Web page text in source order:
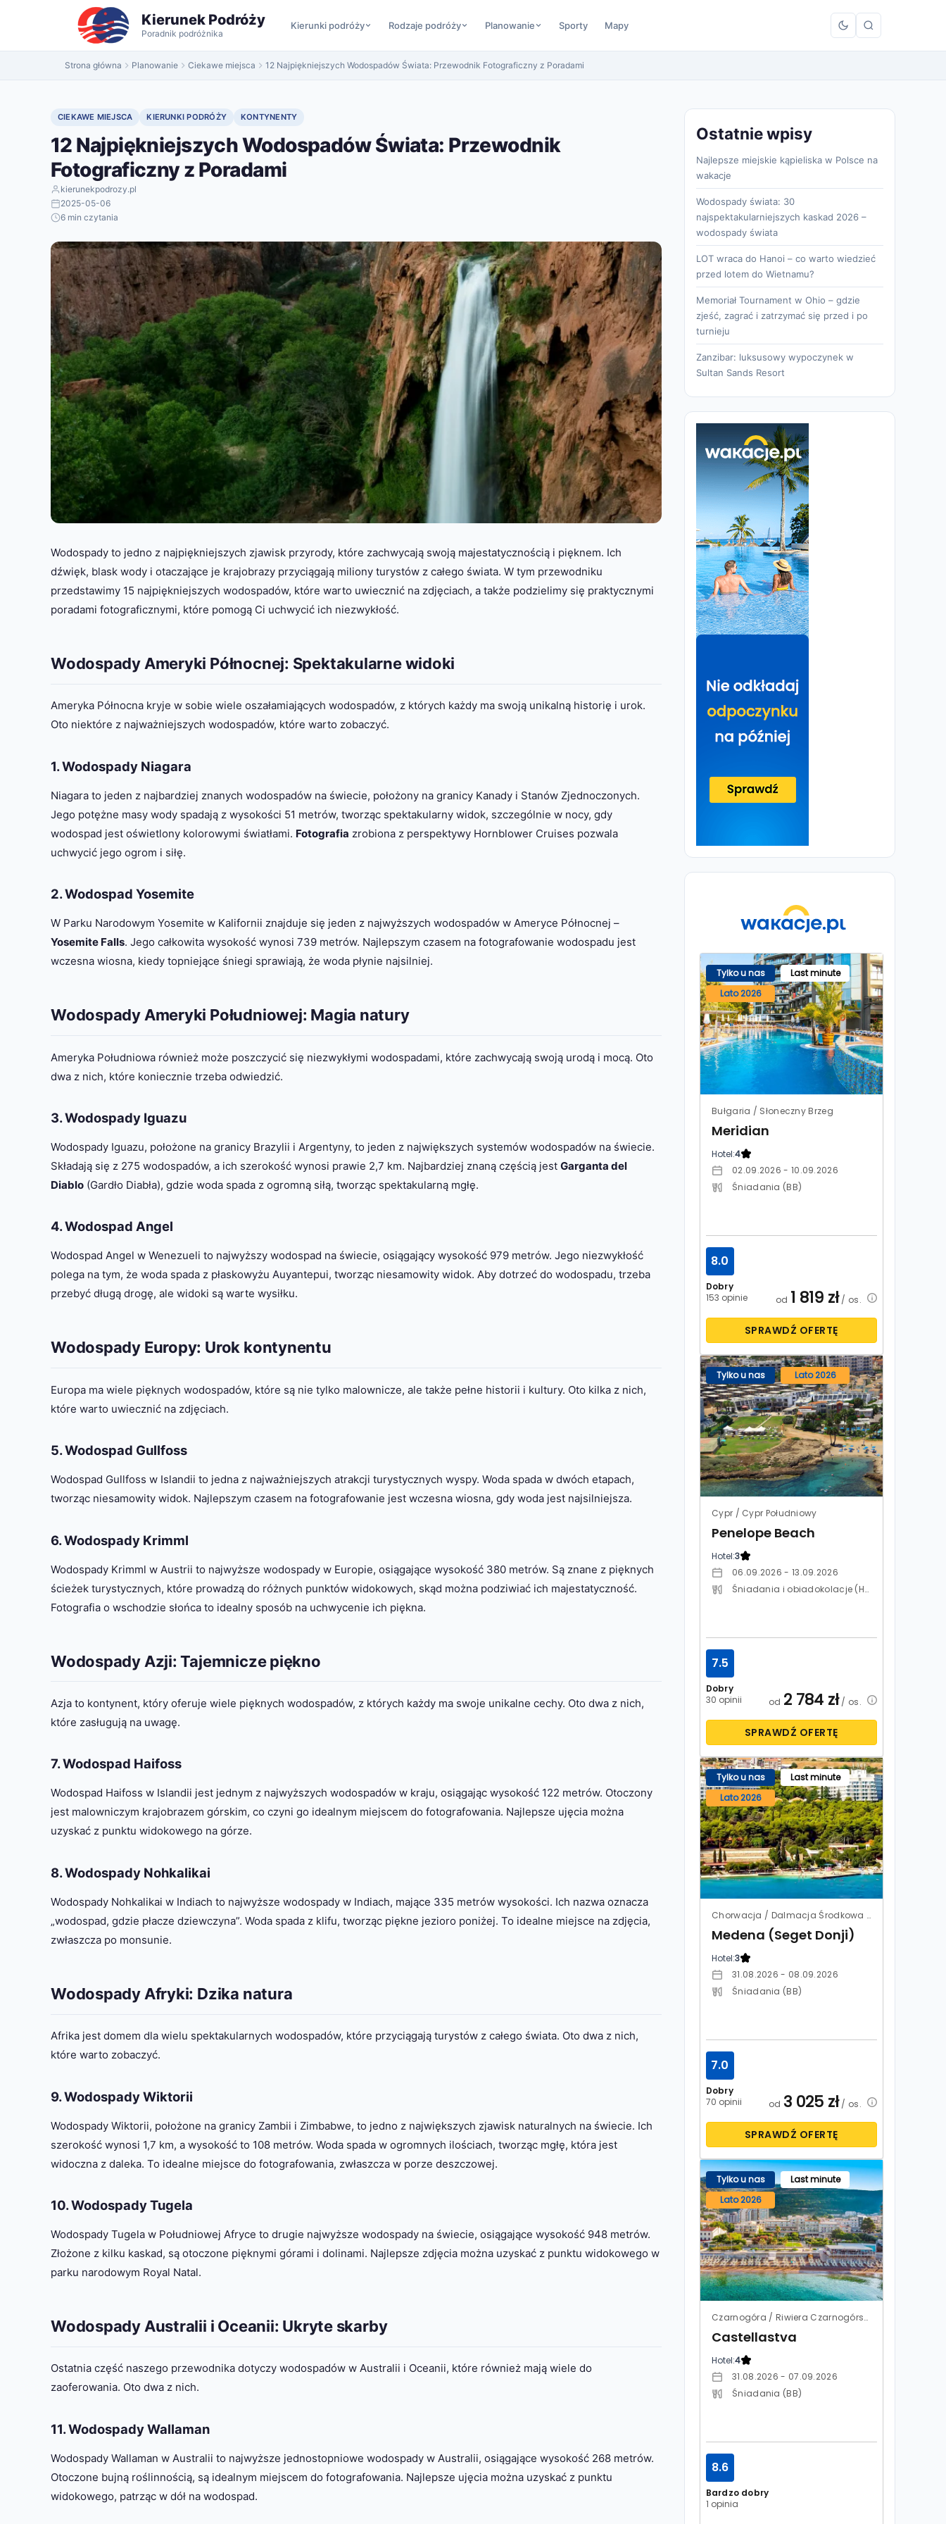
Kierunek Podróży
Poradnik podróżnika
Kierunki podróży Rodzaje podróży Planowanie Sporty Mapy
Strona główna Planowanie Ciekawe miejsca 12 Najpiękniejszych Wodospadów Świata: Przewodnik Fotograficzny z Poradami
CIEKAWE MIEJSCA KIERUNKI PODRÓŻY KONTYNENTY
12 Najpiękniejszych Wodospadów Świata: Przewodnik
Fotograficzny z Poradami
kierunekpodrozy.pl
2025-05-06
6 min czytania
Wodospady to jedno z najpiękniejszych zjawisk przyrody, które zachwycają swoją majestatycznością i pięknem. Ich
dźwięk, blask wody i otaczające je krajobrazy przyciągają miliony turystów z całego świata. W tym przewodniku
przedstawimy 15 najpiękniejszych wodospadów, które warto uwiecznić na zdjęciach, a także podzielimy się praktycznymi
poradami fotograficznymi, które pomogą Ci uchwycić ich niezwykłość.
Wodospady Ameryki Północnej: Spektakularne widoki
Ameryka Północna kryje w sobie wiele oszałamiających wodospadów, z których każdy ma swoją unikalną historię i urok.
Oto niektóre z najważniejszych wodospadów, które warto zobaczyć.
1. Wodospady Niagara
Niagara to jeden z najbardziej znanych wodospadów na świecie, położony na granicy Kanady i Stanów Zjednoczonych.
Jego potężne masy wody spadają z wysokości 51 metrów, tworząc spektakularny widok, szczególnie w nocy, gdy
wodospad jest oświetlony kolorowymi światłami. Fotografia zrobiona z perspektywy Hornblower Cruises pozwala
uchwycić jego ogrom i siłę.
2. Wodospad Yosemite
W Parku Narodowym Yosemite w Kalifornii znajduje się jeden z najwyższych wodospadów w Ameryce Północnej –
Yosemite Falls. Jego całkowita wysokość wynosi 739 metrów. Najlepszym czasem na fotografowanie wodospadu jest
wczesna wiosna, kiedy topniejące śniegi sprawiają, że woda płynie najsilniej.
Wodospady Ameryki Południowej: Magia natury
Ameryka Południowa również może poszczycić się niezwykłymi wodospadami, które zachwycają swoją urodą i mocą. Oto
dwa z nich, które koniecznie trzeba odwiedzić.
3. Wodospady Iguazu
Wodospady Iguazu, położone na granicy Brazylii i Argentyny, to jeden z największych systemów wodospadów na świecie.
Składają się z 275 wodospadów, a ich szerokość wynosi prawie 2,7 km. Najbardziej znaną częścią jest Garganta del
Diablo (Gardło Diabła), gdzie woda spada z ogromną siłą, tworząc spektakularną mgłę.
4. Wodospad Angel
Wodospad Angel w Wenezueli to najwyższy wodospad na świecie, osiągający wysokość 979 metrów. Jego niezwykłość
polega na tym, że woda spada z płaskowyżu Auyantepui, tworząc niesamowity widok. Aby dotrzeć do wodospadu, trzeba
przebyć długą drogę, ale widoki są warte wysiłku.
Wodospady Europy: Urok kontynentu
Europa ma wiele pięknych wodospadów, które są nie tylko malownicze, ale także pełne historii i kultury. Oto kilka z nich,
które warto uwiecznić na zdjęciach.
5. Wodospad Gullfoss
Wodospad Gullfoss w Islandii to jedna z najważniejszych atrakcji turystycznych wyspy. Woda spada w dwóch etapach,
tworząc niesamowity widok. Najlepszym czasem na fotografowanie jest wczesna wiosna, gdy woda jest najsilniejsza.
6. Wodospady Krimml
Wodospady Krimml w Austrii to najwyższe wodospady w Europie, osiągające wysokość 380 metrów. Są znane z pięknych
ścieżek turystycznych, które prowadzą do różnych punktów widokowych, skąd można podziwiać ich majestatyczność.
Fotografia o wschodzie słońca to idealny sposób na uchwycenie ich piękna.
Wodospady Azji: Tajemnicze piękno
Azja to kontynent, który oferuje wiele pięknych wodospadów, z których każdy ma swoje unikalne cechy. Oto dwa z nich,
które zasługują na uwagę.
7. Wodospad Haifoss
Wodospad Haifoss w Islandii jest jednym z najwyższych wodospadów w kraju, osiągając wysokość 122 metrów. Otoczony
jest malowniczym krajobrazem górskim, co czyni go idealnym miejscem do fotografowania. Najlepsze ujęcia można
uzyskać z punktu widokowego na górze.
8. Wodospady Nohkalikai
Wodospady Nohkalikai w Indiach to najwyższe wodospady w Indiach, mające 335 metrów wysokości. Ich nazwa oznacza
„wodospad, gdzie płacze dziewczyna”. Woda spada z klifu, tworząc piękne jezioro poniżej. To idealne miejsce na zdjęcia,
zwłaszcza po monsunie.
Wodospady Afryki: Dzika natura
Afrika jest domem dla wielu spektakularnych wodospadów, które przyciągają turystów z całego świata. Oto dwa z nich,
które warto zobaczyć.
9. Wodospady Wiktorii
Wodospady Wiktorii, położone na granicy Zambii i Zimbabwe, to jedno z największych zjawisk naturalnych na świecie. Ich
szerokość wynosi 1,7 km, a wysokość to 108 metrów. Woda spada w ogromnych ilościach, tworząc mgłę, która jest
widoczna z daleka. To idealne miejsce do fotografowania, zwłaszcza w porze deszczowej.
10. Wodospady Tugela
Wodospady Tugela w Południowej Afryce to drugie najwyższe wodospady na świecie, osiągające wysokość 948 metrów.
Złożone z kilku kaskad, są otoczone pięknymi górami i dolinami. Najlepsze zdjęcia można uzyskać z punktu widokowego w
parku narodowym Royal Natal.
Wodospady Australii i Oceanii: Ukryte skarby
Ostatnia część naszego przewodnika dotyczy wodospadów w Australii i Oceanii, które również mają wiele do
zaoferowania. Oto dwa z nich.
11. Wodospady Wallaman
Wodospady Wallaman w Australii to najwyższe jednostopniowe wodospady w Australii, osiągające wysokość 268 metrów.
Otoczone bujną roślinnością, są idealnym miejscem do fotografowania. Najlepsze ujęcia można uzyskać z punktu
widokowego, patrząc w dół na wodospad.
Ostatnie wpisy
Najlepsze miejskie kąpieliska w Polsce na
wakacje
Wodospady świata: 30
najspektakularniejszych kaskad 2026 –
wodospady świata
LOT wraca do Hanoi – co warto wiedzieć
przed lotem do Wietnamu?
Memoriał Tournament w Ohio – gdzie
zjeść, zagrać i zatrzymać się przed i po
turnieju
Zanzibar: luksusowy wypoczynek w
Sultan Sands Resort
Tylko u nas
Last minute
Lato 2026
Bułgaria / Słoneczny Brzeg
Meridian
Hotel:4
02.09.2026 - 10.09.2026
Śniadania (BB)
Dobry
153 opinie
8.0
od 1 819 zł/ os.
SPRAWDŹ OFERTĘ
Tylko u nas Lato 2026
Cypr / Cypr Południowy
Penelope Beach
Hotel:3
06.09.2026 - 13.09.2026
Śniadania i obiadokolacje (HB)
Dobry
30 opinii
7.5
od 2 784 zł/ os.
SPRAWDŹ OFERTĘ
Tylko u nas
Last minute
Lato 2026
Chorwacja / Dalmacja Środkowa / Trogir
Medena (Seget Donji)
Hotel:3
31.08.2026 - 08.09.2026
Śniadania (BB)
Dobry
70 opinii
7.0
od 3 025 zł/ os.
SPRAWDŹ OFERTĘ
Tylko u nas
Last minute
Lato 2026
Czarnogóra / Riwiera Czarnogórska / Petrovac
Castellastva
Hotel:4
31.08.2026 - 07.09.2026
Śniadania (BB)
Bardzo dobry
1 opinia
8.6